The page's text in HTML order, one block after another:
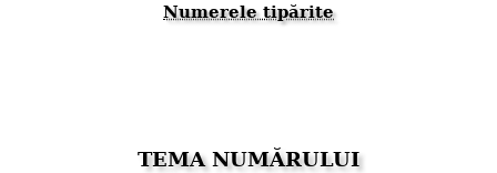
Numerele tipărite
TEMA NUMĂRULUI